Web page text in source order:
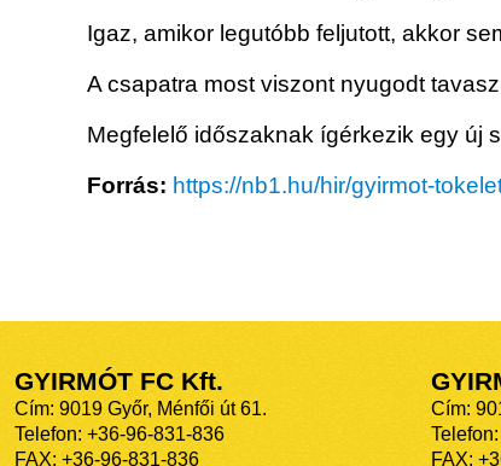
Igaz, amikor legutóbb feljutott, akkor
A csapatra most viszont nyugodt
Megfelelő időszaknak ígérkezik egy új
Forrás: https://nb1.hu/hir/gyirmot-
GYIRMÓT FC Kft.
Cím: 9019 Győr, Ménfői út 61.
Telefon: +36-96-831-836
FAX: +36-96-831-836
Cím:
FAX: